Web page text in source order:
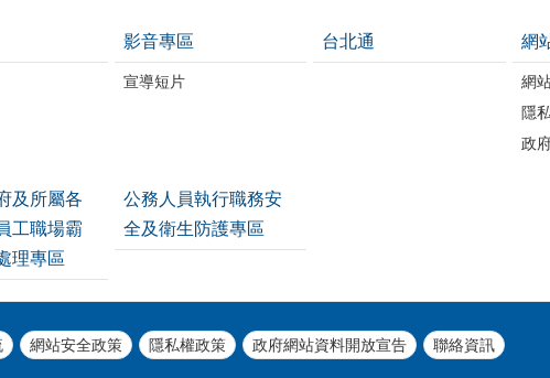
影音專區
宣導短片
台北通 網
網
隱
政
及所屬各
工職場霸
理專區
公務人員執行職務安
全及衛生防護專區
網站安全政策 隱私權政策 政府網站資料開放宣告 聯絡資訊